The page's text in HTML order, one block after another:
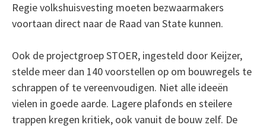
Regie volkshuisvesting moeten bezwaarmakers
voortaan direct naar de Raad van State kunnen.
Ook de projectgroep STOER, ingesteld door Keijzer,
stelde meer dan 140 voorstellen op om bouwregels te
schrappen of te vereenvoudigen. Niet alle ideeën
vielen in goede aarde. Lagere plafonds en steilere
trappen kregen kritiek, ook vanuit de bouw zelf. De